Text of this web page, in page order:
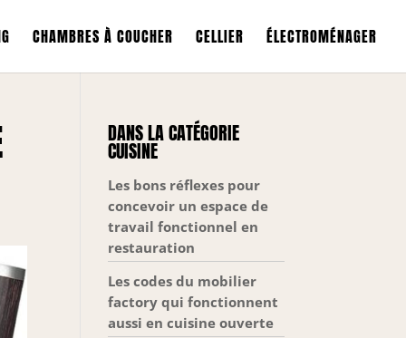
CHAMBRES À COUCHER CELLIER ÉLECTROMÉNAGER
DANS LA CATÉGORIE
CUISINE
Les bons réflexes pour
concevoir un espace de
travail fonctionnel en
restauration
Les codes du mobilier
factory qui fonctionnent
aussi en cuisine ouverte